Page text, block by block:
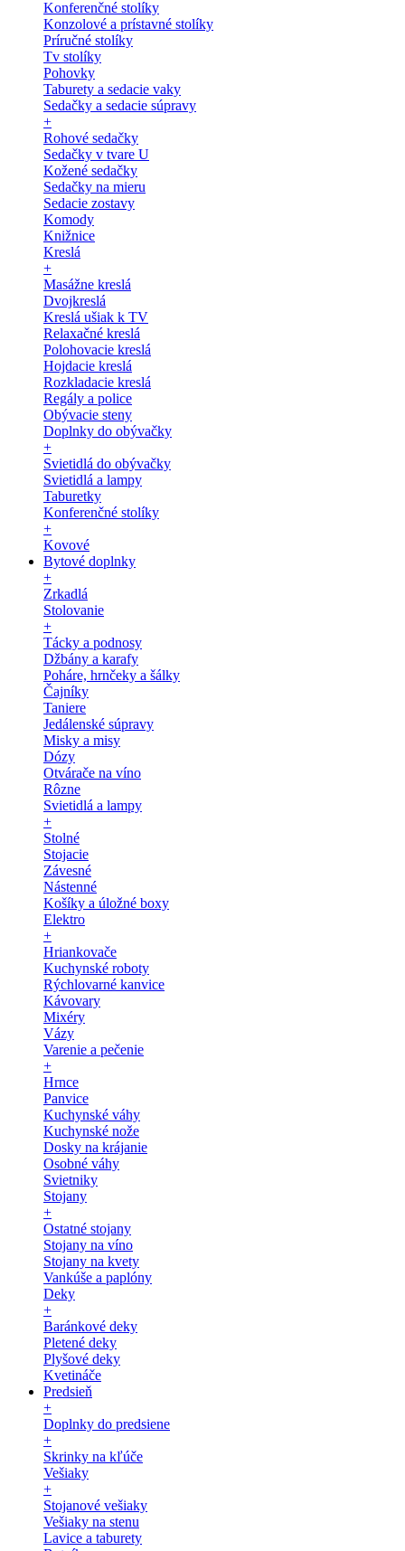
Konferenčné stolíky
Konzolové a prístavné stolíky
Príručné stolíky
Tv stolíky
Pohovky
Taburety a sedacie vaky
Sedačky a sedacie súpravy
+
Rohové sedačky
Sedačky v tvare U
Kožené sedačky
Sedačky na mieru
Sedacie zostavy
Komody
Knižnice
Kreslá
+
Masážne kreslá
Dvojkreslá
Kreslá ušiak k TV
Relaxačné kreslá
Polohovacie kreslá
Hojdacie kreslá
Rozkladacie kreslá
Regály a police
Obývacie steny
Doplnky do obývačky
+
Svietidlá do obývačky
Svietidlá a lampy
Taburetky
Konferenčné stolíky
+
Kovové
Bytové doplnky
+
Zrkadlá
Stolovanie
+
Tácky a podnosy
Džbány a karafy
Poháre, hrnčeky a šálky
Čajníky
Taniere
Jedálenské súpravy
Misky a misy
Dózy
Otvárače na víno
Rôzne
Svietidlá a lampy
+
Stolné
Stojacie
Závesné
Nástenné
Košíky a úložné boxy
Elektro
+
Hriankovače
Kuchynské roboty
Rýchlovarné kanvice
Kávovary
Mixéry
Vázy
Varenie a pečenie
+
Hrnce
Panvice
Kuchynské váhy
Kuchynské nože
Dosky na krájanie
Osobné váhy
Svietniky
Stojany
+
Ostatné stojany
Stojany na víno
Stojany na kvety
Vankúše a paplóny
Deky
+
Baránkové deky
Pletené deky
Plyšové deky
Kvetináče
Predsieň
+
Doplnky do predsiene
+
Skrinky na kľúče
Vešiaky
+
Stojanové vešiaky
Vešiaky na stenu
Lavice a taburety